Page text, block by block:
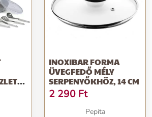
INOXIBAR FORMA
ÜVEGFEDŐ MÉLY
SERPENYŐKHÖZ, 14 CM
2 290 Ft
Pepita